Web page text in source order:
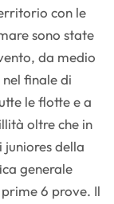
con le
sono state
da medio
finale di
le flotte e a
oltre che in
juniores della
generale
6 prove. Il